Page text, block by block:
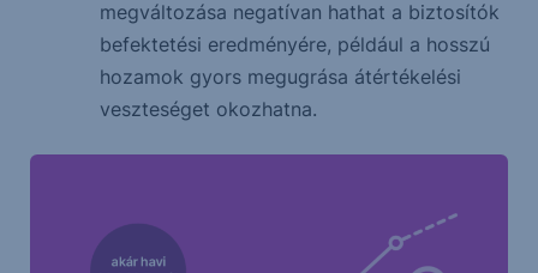
megváltozása negatívan hathat a biztosítók
befektetési eredményére, például a hosszú
hozamok gyors megugrása átértékelési
veszteséget okozhatna.